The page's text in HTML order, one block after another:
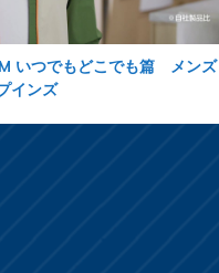
いつでもどこでも篇 メンズ
インズ